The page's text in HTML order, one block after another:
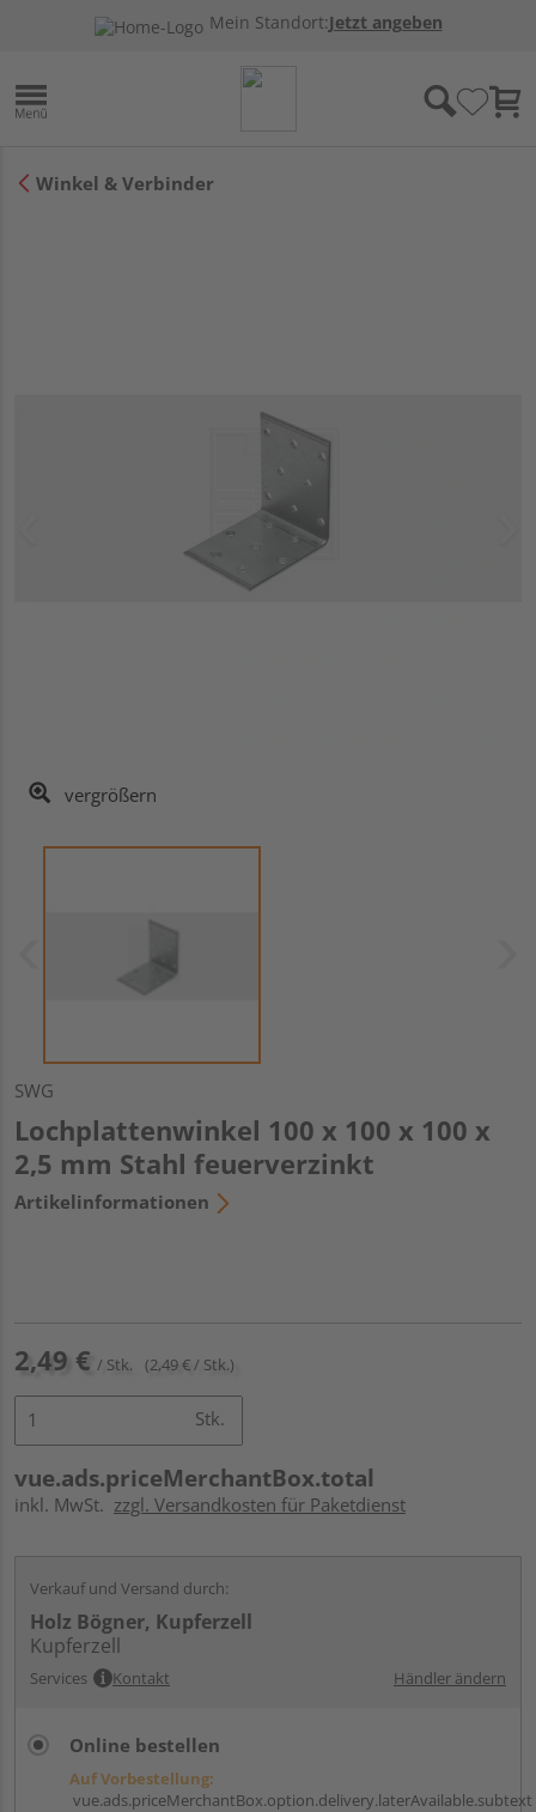
Mein Standort:Jetzt angeben
Winkel & Verbinder
vergrößern
SWG
Lochplattenwinkel 100 x 100 x 100 x
2,5 mm Stahl feuerverzinkt
Artikelinformationen
2,49 € / Stk. (2,49 € / Stk.)
Stk.
vue.ads.priceMerchantBox.total
inkl. MwSt. zzgl. Versandkosten für Paketdienst
Verkauf und Versand durch:
Holz Bögner, Kupferzell
Kupferzell
Services Kontakt Händler ändern
Online bestellen
Auf Vorbestellung:
vue.ads.priceMerchantBox.option.delivery.laterAvailable.subtext